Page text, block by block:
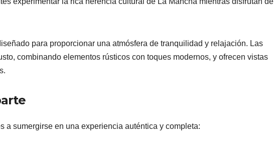
para proporcionar una atmósfera de tranquilidad y relajación. Las
combinando elementos rústicos con toques modernos, y ofrecen vistas
a sumergirse en una experiencia auténtica y completa: